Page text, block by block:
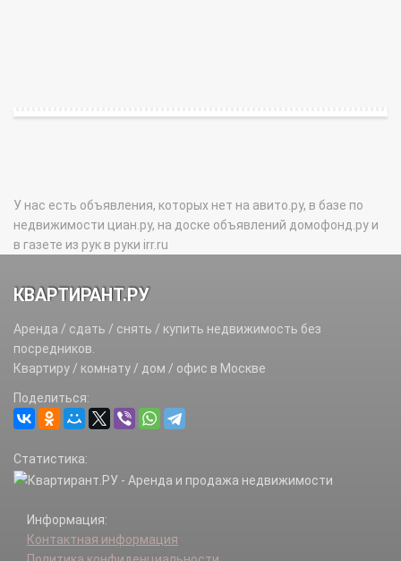
У нас есть объявления, которых нет на авито.ру, в базе по
недвижимости циан.ру, на доске объявлений домофонд.ру и
в газете из рук в руки irr.ru
КВАРТИРАНТ.РУ
Аренда / сдать / снять / купить недвижимость без
посредников.
Квартиру / комнату / дом / офис в Москве
Поделиться:
Статистика:
Информация:
Контактная информация